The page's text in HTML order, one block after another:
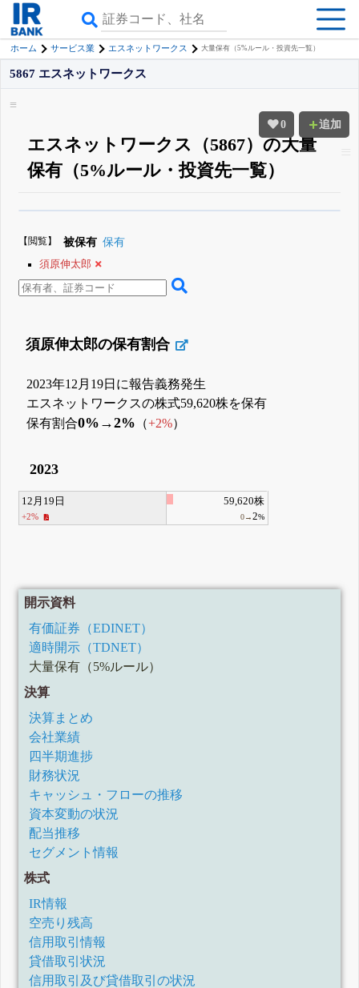
ホーム サービス業 エスネットワークス 大量保有（5%ルール・投資先一覧）
0 追加
5867 エスネットワークス
エスネットワークス（5867）の大量
保有（5%ルール・投資先一覧）
に詳しく分かる無料でβ版をはじめる
登録すると永久30%OFFと米株版の先行利用も付きます
【閲覧】 被保有 保有
須原伸太郎
須原伸太郎の保有割合
2023年12月19日に報告義務発生
エスネットワークスの株式59,620株を保有
保有割合0%→2% （+2%）
2023
12月19日
+2%
59,620株
0→2%
開示資料
有価証券（EDINET）
適時開示（TDNET）
大量保有（5%ルール）
決算
決算まとめ
会社業績
四半期進捗
財務状況
キャッシュ・フローの推移
資本変動の状況
配当推移
セグメント情報
株式
IR情報
空売り残高
信用取引情報
貸借取引状況
信用取引及び貸借取引の状況